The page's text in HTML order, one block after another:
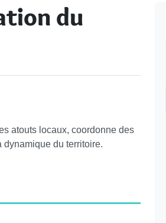
du
atouts locaux, coordonne des
dynamique du territoire.